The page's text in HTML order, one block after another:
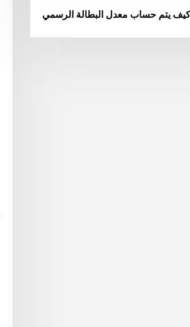
كيف يتم حساب معدل البطالة الرسمي